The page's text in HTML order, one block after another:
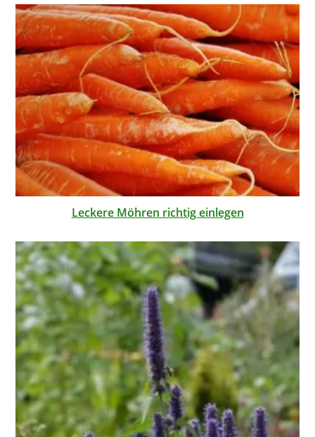
Leckere Möhren richtig einlegen